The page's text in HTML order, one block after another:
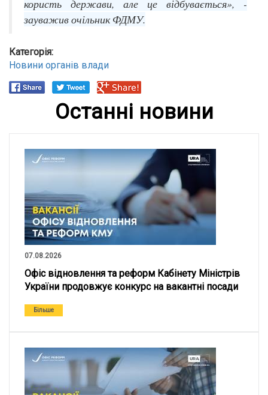
користь держави, але це відбувається», -
зауважив очільник ФДМУ.
Категорія:
Новини органів влади
Останні новини
07.08.2026
Офіс відновлення та реформ Кабінету Міністрів
України продовжує конкурс на вакантні посади
Більше